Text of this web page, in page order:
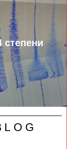
степени